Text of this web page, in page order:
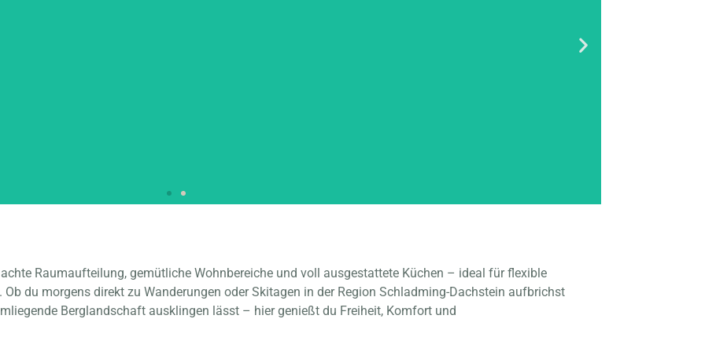
Raumaufteilung, gemütliche Wohnbereiche und voll ausgestattete Küchen – ideal für flexible
du morgens direkt zu Wanderungen oder Skitagen in der Region Schladming-Dachstein aufbrichst
Berglandschaft ausklingen lässt – hier genießt du Freiheit, Komfort und